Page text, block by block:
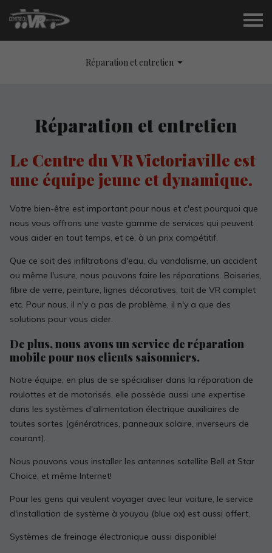
Réparation et entretien
Réparation et entretien
Le Centre du VR Victoriaville est
une équipe jeune et dynamique.
Votre bien-être est important pour nous et c'est pourquoi que
nous vous offrons une vaste gamme de services qui peuvent
vous aider en tout temps, et ce, à un prix compétitif.
Que ce soit des infiltrations d'eau, du vandalisme, un accident
ou même l'usure, nous pouvons faire les réparations. Boiseries,
fibre de verre, peinture, lignes décoratives, toit de VR complet
etc. Pour nous, il n'y a pas de problème, il n'y a que des
solutions pour vous aider.
De plus, nous avons un service de réparation
mobile pour nos clients saisonniers.
Notre équipe, en plus de se spécialiser dans la réparation de
roulottes et de motorisés, elle possède aussi une expertise
dans les systèmes d'alimentation électrique auxiliaires de
toutes sortes (génératrices, panneaux solaire, inverseurs de
courant).
Nous pouvons vous installer les antennes satellite Bell et Star
Choice, et même Internet!
Pour les gens qui veulent voyager avec leur voiture, le service
d'installation de système à youyou (blue ox) est aussi offert.
Systèmes de freinage électronique aussi disponible!